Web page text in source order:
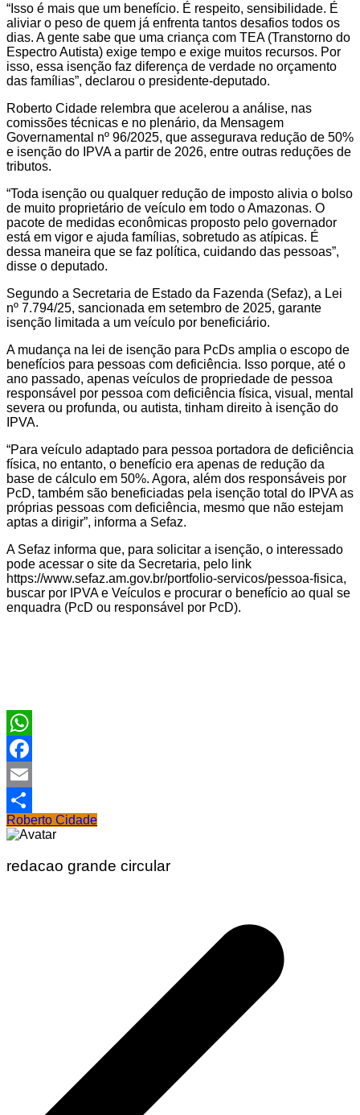
“Isso é mais que um benefício. É respeito, sensibilidade. É
aliviar o peso de quem já enfrenta tantos desafios todos os
dias. A gente sabe que uma criança com TEA (Transtorno do
Espectro Autista) exige tempo e exige muitos recursos. Por
isso, essa isenção faz diferença de verdade no orçamento
das famílias”, declarou o presidente-deputado.
Roberto Cidade relembra que acelerou a análise, nas
comissões técnicas e no plenário, da Mensagem
Governamental nº 96/2025, que assegurava redução de 50%
e isenção do IPVA a partir de 2026, entre outras reduções de
tributos.
“Toda isenção ou qualquer redução de imposto alivia o bolso
de muito proprietário de veículo em todo o Amazonas. O
pacote de medidas econômicas proposto pelo governador
está em vigor e ajuda famílias, sobretudo as atípicas. É
dessa maneira que se faz política, cuidando das pessoas”,
disse o deputado.
Segundo a Secretaria de Estado da Fazenda (Sefaz), a Lei
nº 7.794/25, sancionada em setembro de 2025, garante
isenção limitada a um veículo por beneficiário.
A mudança na lei de isenção para PcDs amplia o escopo de
benefícios para pessoas com deficiência. Isso porque, até o
ano passado, apenas veículos de propriedade de pessoa
responsável por pessoa com deficiência física, visual, mental
severa ou profunda, ou autista, tinham direito à isenção do
IPVA.
“Para veículo adaptado para pessoa portadora de deficiência
física, no entanto, o benefício era apenas de redução da
base de cálculo em 50%. Agora, além dos responsáveis por
PcD, também são beneficiadas pela isenção total do IPVA as
próprias pessoas com deficiência, mesmo que não estejam
aptas a dirigir”, informa a Sefaz.
A Sefaz informa que, para solicitar a isenção, o interessado
pode acessar o site da Secretaria, pelo link
https://www.sefaz.am.gov.br/portfolio-servicos/pessoa-fisica,
buscar por IPVA e Veículos e procurar o benefício ao qual se
enquadra (PcD ou responsável por PcD).
WhatsApp
Facebook
Email
Share
Roberto Cidade
redacao grande circular